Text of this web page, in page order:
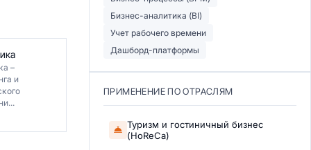
–
и
Бизнес-аналитика (BI)
Учет рабочего времени
Дашборд-платформы
ПРИМЕНЕНИЕ ПО ОТРАСЛЯМ
Туризм и гостиничный бизнес
(HoReCa)